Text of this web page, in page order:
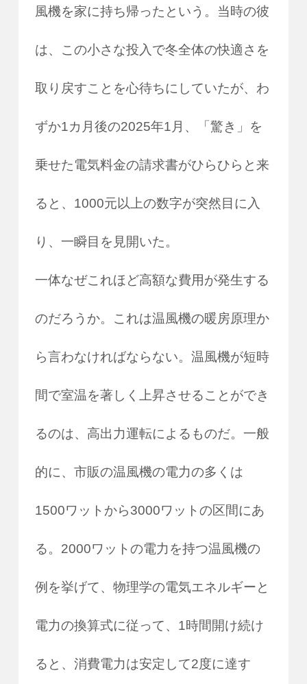
風機を家に持ち帰ったという。当時の彼
は、この小さな投入で冬全体の快適さを
取り戻すことを心待ちにしていたが、わ
ずか1カ月後の2025年1月、「驚き」を
乗せた電気料金の請求書がひらひらと来
ると、1000元以上の数字が突然目に入
り、一瞬目を見開いた。
一体なぜこれほど高額な費用が発生する
のだろうか。これは温風機の暖房原理か
ら言わなければならない。温風機が短時
間で室温を著しく上昇させることができ
るのは、高出力運転によるものだ。一般
的に、市販の温風機の電力の多くは
1500ワットから3000ワットの区間にあ
る。2000ワットの電力を持つ温風機の
例を挙げて、物理学の電気エネルギーと
電力の換算式に従って、1時間開け続け
ると、消費電力は安定して2度に達す